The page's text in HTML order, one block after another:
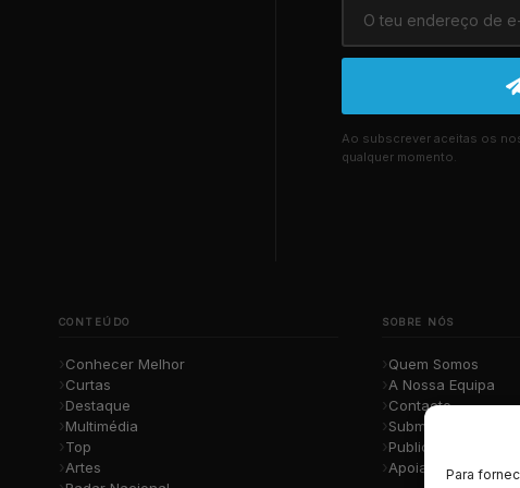
Para
Ao subscrever aceitas os
qualquer momento.
CONTEÚDO
Conhecer Melhor
Curtas
Destaque
Multimédia
Top
Artes
SOBRE NÓS
Quem Somos
A Nossa Equipa
Contacto
Submete a Tua
Publicidade
Apoiar o Projeto